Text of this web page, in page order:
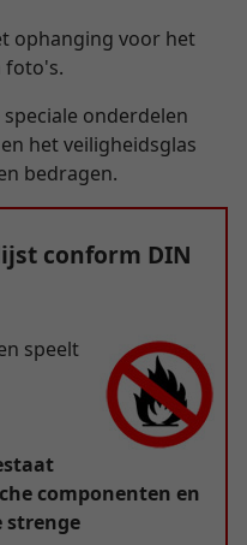
ophanging voor het
foto's.
onderdelen
het veiligheidsglas
bedragen.
conform DIN
speelt
componenten en
strenge